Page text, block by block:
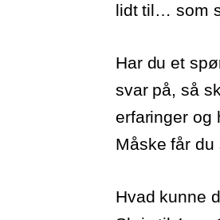
lidt til… som
Har du et
svar på, så
erfaringer
Måske får du
Hvad kunne